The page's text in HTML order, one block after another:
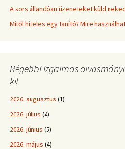
A sors állandóan üzeneteket küld
Mitől hiteles egy tanító? Mire
Régebbi izgalmas
ki!
2026. augusztus (1)
2026. július (4)
2026. június (5)
2026. május (4)